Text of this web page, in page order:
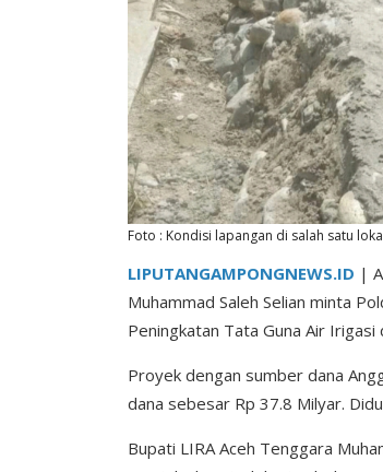
Foto : Kondisi lapangan di salah satu
LIPUTANGAMPONGNEWS.ID |
Muhammad Saleh Selian minta
Peningkatan Tata Guna Air
Proyek dengan sumber dana
dana sebesar Rp 37.8 Milyar.
Bupati LIRA Aceh Tenggara